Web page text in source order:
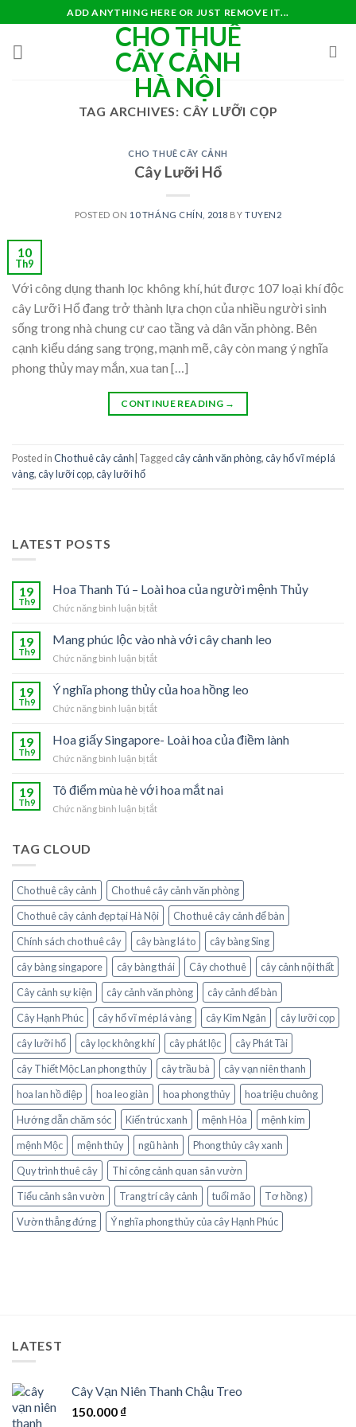
content
ADD ANYTHING HERE OR JUST REMOVE IT...
CHO THUÊ
CÂY CẢNH
HÀ NỘI
TAG ARCHIVES: CÂY LƯỠI CỌP
CHO THUÊ CÂY CẢNH
Cây Lưỡi Hổ
POSTED ON 10 THÁNG CHÍN, 2018 BYTUYEN2
10
Th9
Với công dụng thanh lọc không khí, hút được 107 loại khí độc
cây Lưỡi Hổ đang trở thành lựa chọn của nhiều người sinh
sống trong nhà chung cư cao tầng và dân văn phòng. Bên
cạnh kiểu dáng sang trọng, mạnh mẽ, cây còn mang ý nghĩa
phong thủy may mắn, xua tan […]
CONTINUE READING →
Posted inCho thuê cây cảnh Taggedcây cảnh văn phòng,cây hổ vĩ mép lá
vàng,cây lưỡi cọp,cây lưỡi hổ
LATEST POSTS
19
Th9
Hoa Thanh Tú – Loài hoa của người mệnh Thủy
Chức năng bình luận bị tắt
Thanh
hoa
Thủy
19
Th9
Mang phúc lộc vào nhà với cây chanh leo
Chức năng bình luận bị tắt
phúc
với
19
Th9
Ý nghĩa phong thủy của hoa hồng leo
Chức năng bình luận bị tắt
nghĩa
hoa
19
Th9
Hoa giấy Singapore- Loài hoa của điềm lành
Chức năng bình luận bị tắt
giấy
19
Th9
Tô điểm mùa hè với hoa mắt nai
Chức năng bình luận bị tắt
hoa
mắt
nai
TAG CLOUD
Cho thuê cây cảnh
Cho thuê cây cảnh văn phòng
Cho thuê cây cảnh đẹp tại Hà Nội
Cho thuê cây cảnh để bàn
Chính sách cho thuê cây
cây bàng lá to
cây bàng Sing
cây bàng singapore
cây bàng thái Cây cho thuê
cây cảnh nội thất
Cây cảnh sự kiện
cây cảnh văn phòng
cây cảnh để bàn
Cây Hạnh Phúc
cây hổ vĩ mép lá vàng cây Kim Ngân
cây lưỡi cọp
cây lưỡi hổ
cây lọc không khí cây phát lộc
cây Phát Tài
cây Thiết Mộc Lan phong thủy
cây trầu bà
cây vạn niên thanh
hoa lan hồ điệp
hoa leo giàn hoa phong thủy
hoa triệu chuông
Hướng dẫn chăm sóc
Kiến trúc xanh mệnh Hỏa
mệnh kim
mệnh Mộc
mệnh thủy ngũ hành
Phong thủy cây xanh
Quy trình thuê cây
Thi công cảnh quan sân vườn
Tiểu cảnh sân vườn
Trang trí cây cảnh tuổi mão
Tơ hồng )
Vườn thẳng đứng
Ý nghĩa phong thủy của cây Hạnh Phúc
LATEST
Cây Vạn Niên Thanh Chậu Treo
150.000 ₫